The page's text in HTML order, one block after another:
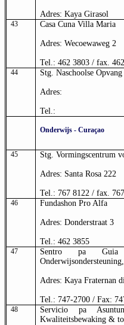
Adres: Kaya Girasol
43 Casa Cuna Villa Maria
Adres: Wecoewaweg 2
Tel.: 462 3803 / fax.
44 Stg. Naschoolse
Adres:
Tel.:
Onderwijs - Curaçao
45 Stg. Vormingscentrum
Adres: Santa Rosa 222
Tel.: 767 8122 / fax.
46 Fundashon Pro Alfa
Adres: Donderstraat 3
Tel.: 462 3855
47
Sentro pa Guia
Adres: Kaya Fraternan
Tel.: 747-2700 / Fax:
48
Servicio pa
Kwaliteitsbewaking &